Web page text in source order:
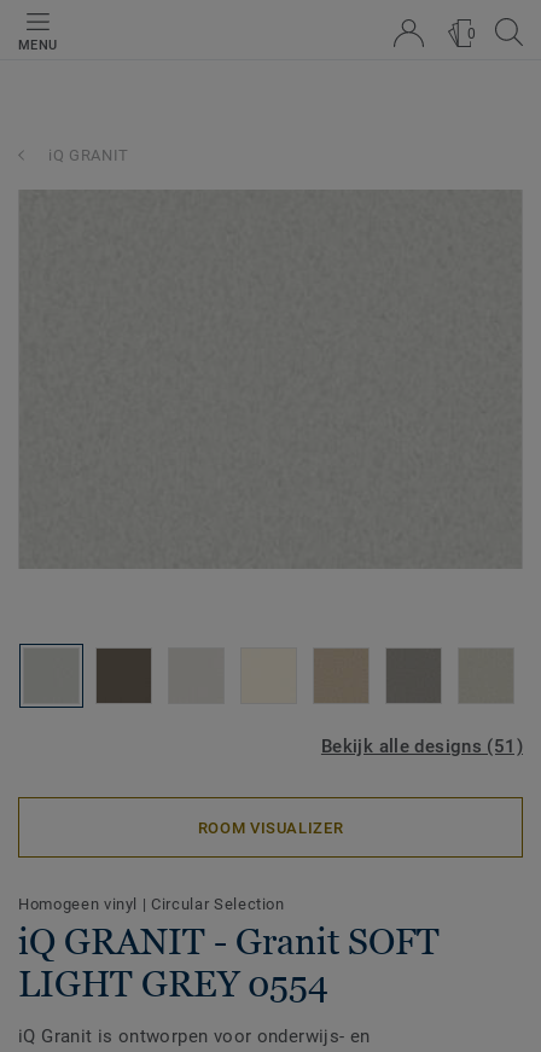
MENU
0
iQ GRANIT
Bekijk alle designs (51)
ROOM VISUALIZER
Homogeen vinyl | Circular Selection
iQ GRANIT - Granit SOFT
LIGHT GREY 0554
iQ Granit is ontworpen voor onderwijs- en